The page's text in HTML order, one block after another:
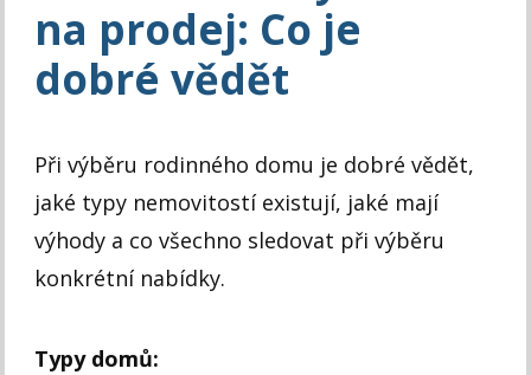
na prodej: Co je
dobré vědět
Při výběru rodinného domu je dobré vědět,
jaké typy nemovitostí existují, jaké mají
výhody a co všechno sledovat při výběru
konkrétní nabídky.
Typy domů: